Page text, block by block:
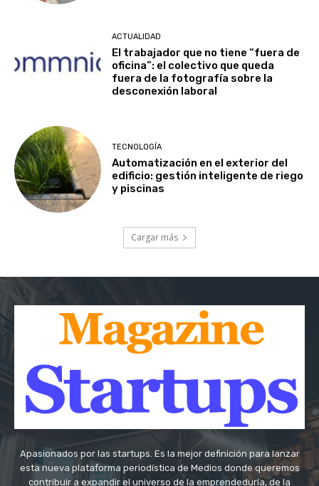
ACTUALIDAD
El trabajador que no tiene “fuera de
oficina”: el colectivo que queda
fuera de la fotografía sobre la
desconexión laboral
TECNOLOGÍA
Automatización en el exterior del
edificio: gestión inteligente de riego
y piscinas
Cargar más
Apasionados por las startups. Es la mejor definición para lanzar
esta nueva plataforma periodística de Medios donde queremos
contribuir a expandir el universo de la emprendeduría, de la